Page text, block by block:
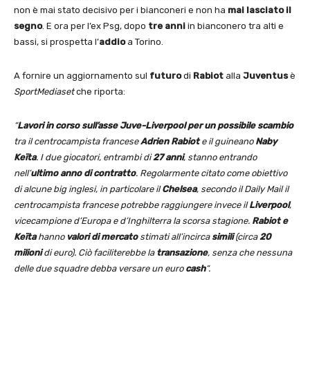
non è mai stato decisivo per i bianconeri e non ha mai lasciato il
segno. E ora per l’ex Psg, dopo tre anni in bianconero tra alti e
bassi, si prospetta l’addioa Torino.
A fornire un aggiornamento sul futurodi Rabiot alla Juventusè
SportMediasetche riporta:
“Lavori in corso sull’asse Juve-Liverpool per un possibile scambio
tra il centrocampista franceseAdrien Rabiote il guineano Naby
Keïta. I due giocatori, entrambi di27 anni, stanno entrando
nell’ultimo anno di contratto. Regolarmente citato come obiettivo
di alcune big inglesi, in particolare ilChelsea, secondo il Daily Mail il
centrocampista francese potrebbe raggiungere invece ilLiverpool,
vicecampione d’Europa e d’Inghilterra la scorsa stagione. Rabiot e
Keïtahanno valori di mercatostimati all’incirca simili(circa20
milionidi euro). Ciò faciliterebbe la transazione, senza che nessuna
delle due squadre debba versare un euro cash“.